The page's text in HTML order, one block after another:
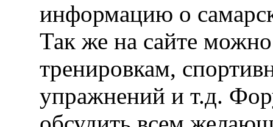
информацию о
Так же на сайте
тренировкам,
упражнений и т.д.